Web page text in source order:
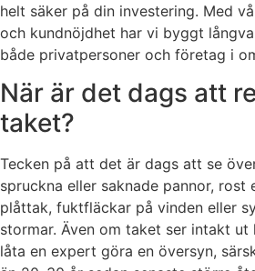
helt säker på din investering. Med
och kundnöjdhet har vi byggt
både privatpersoner och företag i
När är det dags att
taket?
Tecken på att det är dags att se
spruckna eller saknade pannor, rost
plåttak, fuktfläckar på vinden eller
stormar. Även om taket ser intakt
låta en expert göra en översyn,